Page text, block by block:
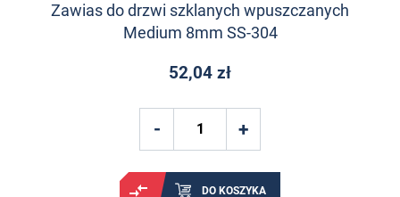
Zawias do drzwi szklanych wpuszczanych
Medium 8mm SS-304
52,04 zł
DO KOSZYKA